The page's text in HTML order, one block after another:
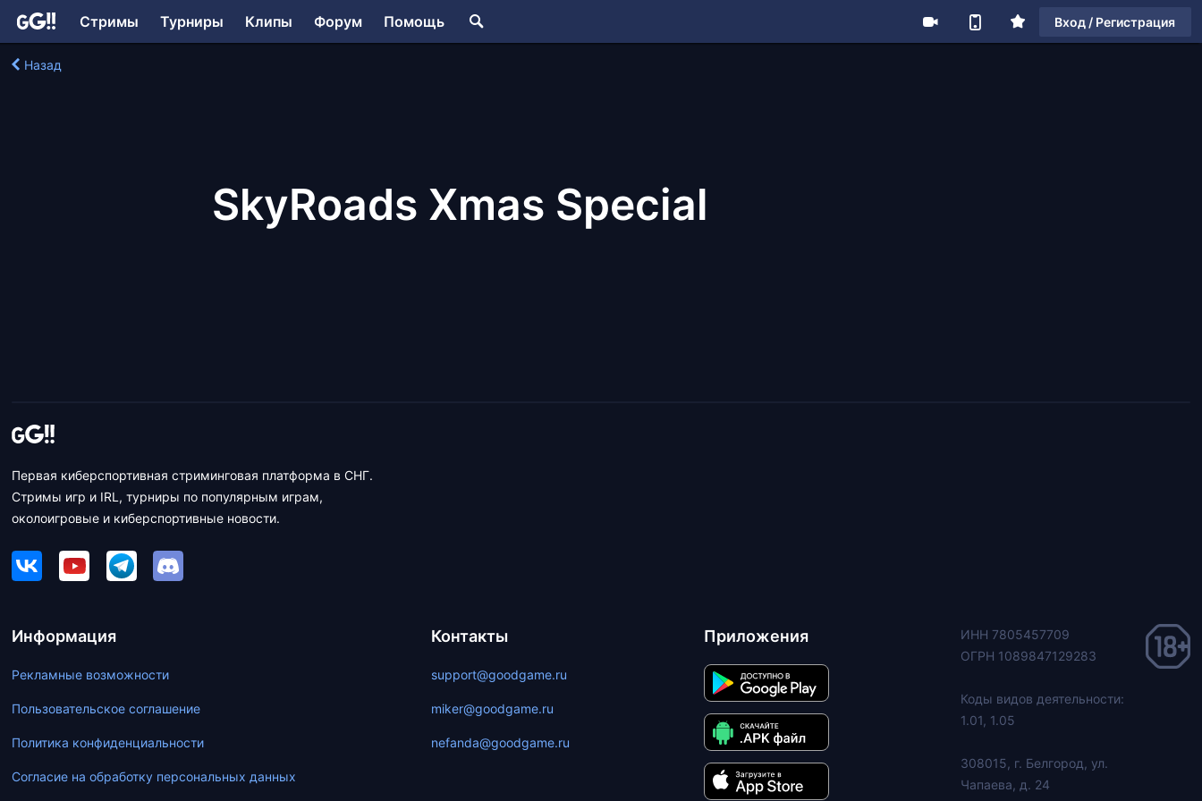
Стримы Турниры Клипы Форум Помощь Вход / Регистрация
Назад
SkyRoads Xmas Special
Первая киберспортивная стриминговая платформа в СНГ.
Стримы игр и IRL, турниры по популярным играм,
околоигровые и киберспортивные новости.
Информация
Рекламные возможности
Пользовательское соглашение
Политика конфиденциальности
Согласие на обработку персональных данных
Контакты
support@goodgame.ru
miker@goodgame.ru
nefanda@goodgame.ru
Приложения
ИНН 7805457709
ОГРН 1089847129283
Коды видов деятельности:
1.01, 1.05
308015, г. Белгород, ул.
Чапаева, д. 24